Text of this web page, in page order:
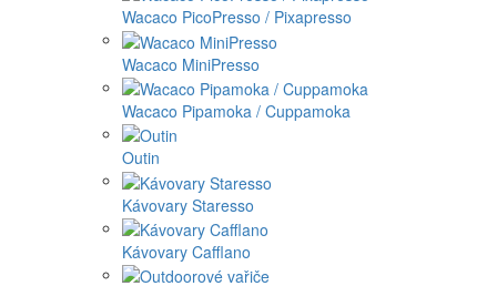
Wacaco PicoPresso / Pixapresso
Wacaco MiniPresso
Wacaco Pipamoka / Cuppamoka
Outin
Kávovary Staresso
Kávovary Cafflano